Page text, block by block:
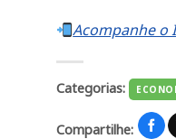
Acompanhe o
Categorias:
Compartilhe: